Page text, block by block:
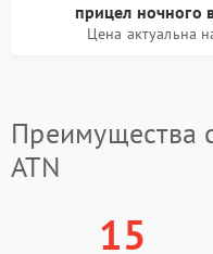
прицел ночного
Цена актуальна
Преимущества
ATN
15